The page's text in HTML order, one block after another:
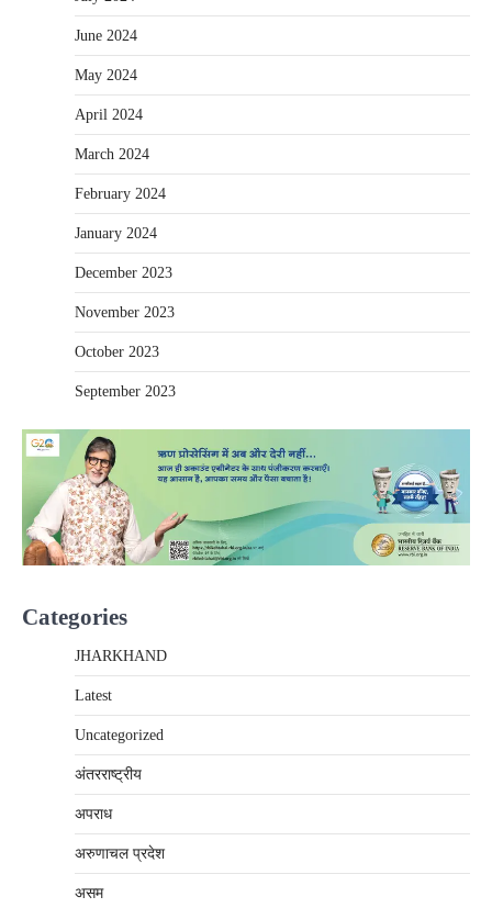
June 2024
May 2024
April 2024
March 2024
February 2024
January 2024
December 2023
November 2023
October 2023
September 2023
Categories
JHARKHAND
Latest
Uncategorized
अंतरराष्‍ट्रीय
अपराध
अरुणाचल प्रदेश
असम